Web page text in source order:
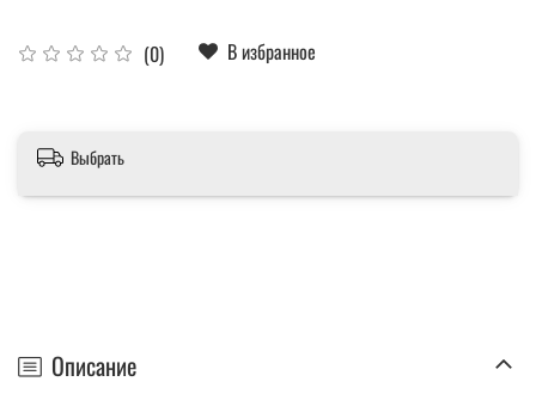
(0) В избранное
Выбрать
Описание